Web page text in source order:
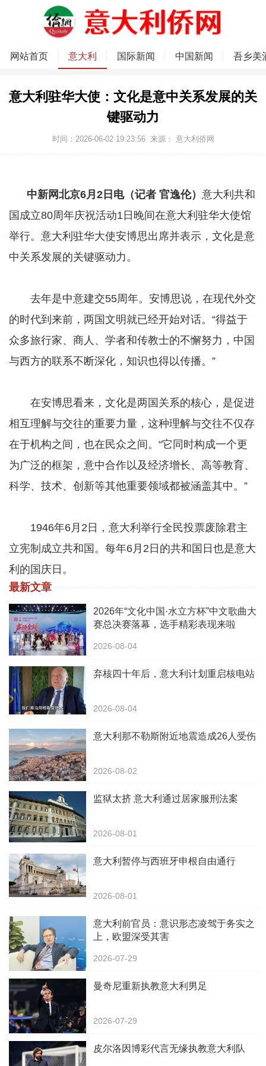
网站首页 意大利 国际新闻 中国新闻 吾乡美
意大利驻华大使：文化是意中关系发展的关
键驱动力
时间：2026-06-02 19:23:56 来源： 意大利侨网
中新网北京6月2日电（记者 官逸伦） 意大利共和
国成立80周年庆祝活动1日晚间在意大利驻华大使馆
举行。意大利驻华大使安博思出席并表示，文化是意
中关系发展的关键驱动力。
去年是中意建交55周年。安博思说，在现代外交
的时代到来前，两国文明就已经开始对话。“得益于
众多旅行家、商人、学者和传教士的不懈努力，中国
与西方的联系不断深化，知识也得以传播。”
在安博思看来，文化是两国关系的核心，是促进
相互理解与交往的重要力量，这种理解与交往不仅存
在于机构之间，也在民众之间。“它同时构成一个更
为广泛的框架，意中合作以及经济增长、高等教育、
科学、技术、创新等其他重要领域都被涵盖其中。”
1946年6月2日，意大利举行全民投票废除君主
立宪制成立共和国。每年6月2日的共和国日也是意大
利的国庆日。
最新文章
2026年“文化中国·水立方杯”中文歌曲大
赛总决赛落幕，选手精彩表现来啦
2026-08-04
弃核四十年后，意大利计划重启核电站
2026-08-04
意大利那不勒斯附近地震造成26人受伤
2026-08-02
监狱太挤 意大利通过居家服刑法案
2026-08-01
意大利暂停与西班牙申根自由通行
2026-08-01
意大利前官员：意识形态凌驾于务实之
上，欧盟深受其害
2026-07-29
曼奇尼重新执教意大利男足
2026-07-29
皮尔洛因博彩代言无缘执教意大利队